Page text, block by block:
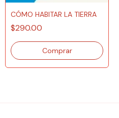
CÓMO HABITAR LA TIERRA
$290.00